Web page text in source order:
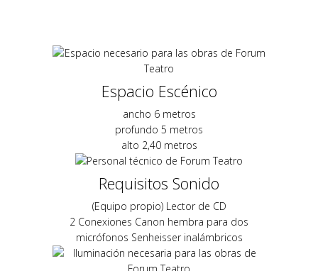
Espacio Escénico
ancho 6 metros
profundo 5 metros
alto 2,40 metros
Requisitos Sonido
(Equipo propio) Lector de CD
2 Conexiones Canon hembra para dos
micrófonos Senheisser inalámbricos